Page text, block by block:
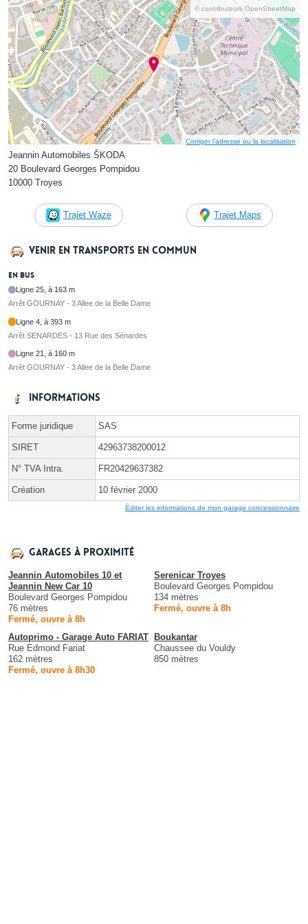
© contributeurs OpenStreetMap
Corriger l’adresse ou la localisation
Jeannin Automobiles ŠKODA
20 Boulevard Georges Pompidou
10000 Troyes
Trajet Waze Trajet Maps
Venir en transports en commun
En bus
Ligne 25, à 163 m
Arrêt GOURNAY - 3 Allee de la Belle Dame
Ligne 4, à 393 m
Arrêt SENARDES - 13 Rue des Sénardes
Ligne 21, à 160 m
Arrêt GOURNAY - 3 Allee de la Belle Dame
Informations
Forme juridique SAS
SIRET 42963738200012
N° TVA Intra. FR20429637382
Création 10 février 2000
Éditer les informations de mon garage concessionnaire
Garages à proximité
Jeannin Automobiles 10 et
Jeannin New Car 10
Boulevard Georges Pompidou
76 mètres
Fermé, ouvre à 8h
Serenicar Troyes
Boulevard Georges Pompidou
134 mètres
Fermé, ouvre à 8h
Autoprimo - Garage Auto FARIAT
Rue Edmond Fariat
162 mètres
Fermé, ouvre à 8h30
Boukantar
Chaussee du Vouldy
850 mètres